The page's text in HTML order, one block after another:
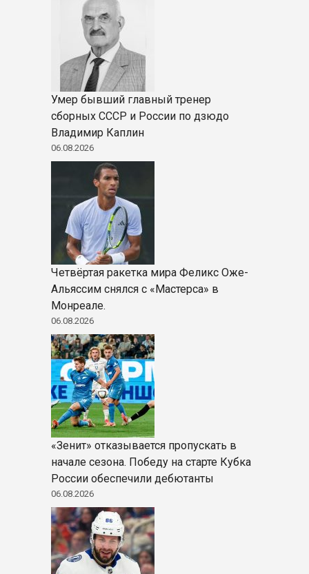
Умер бывший главный тренер
сборных СССР и России по дзюдо
Владимир Каплин
06.08.2026
Четвёртая ракетка мира Феликс Оже-
Альяссим снялся с «Мастерса» в
Монреале.
06.08.2026
«Зенит» отказывается пропускать в
начале сезона. Победу на старте Кубка
России обеспечили дебютанты
06.08.2026